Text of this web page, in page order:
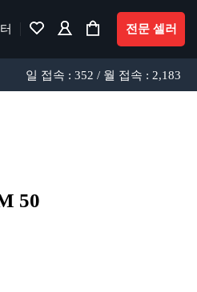
전문 셀러
일 접속 : 352 / 월 접속 : 2,183
50